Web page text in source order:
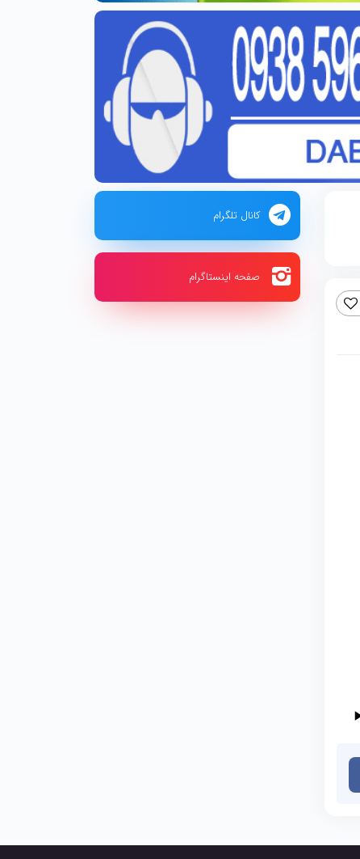
کانال تلگرام
صفحه اینستاگرام